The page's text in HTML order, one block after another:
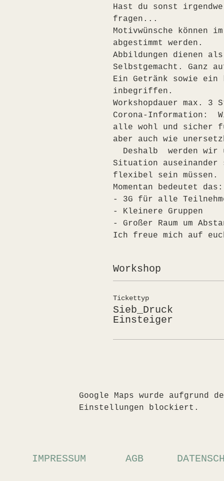
Hast du sonst
fragen...
Motivwünsche
abgestimmt werden.
Abbildungen dienen
Selbstgemacht. Ganz
Ein Getränk sowie
inbegriffen.
Workshopdauer max.
Corona-Information:
alle wohl und sicher
aber auch wie
Deshalb  werden
Situation auseinander
flexibel sein müssen.
Momentan bedeutet das:
- 3G für alle
- Kleinere Gruppen
- Großer Raum um
Ich freue mich auf
Workshop
Tickettyp
Sieb_Druck
Einsteiger
Google Maps wurde
Einstellungen blockiert.
IMPRESSUM AGB